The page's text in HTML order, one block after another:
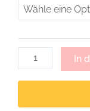
mit
rosé
Menge
In